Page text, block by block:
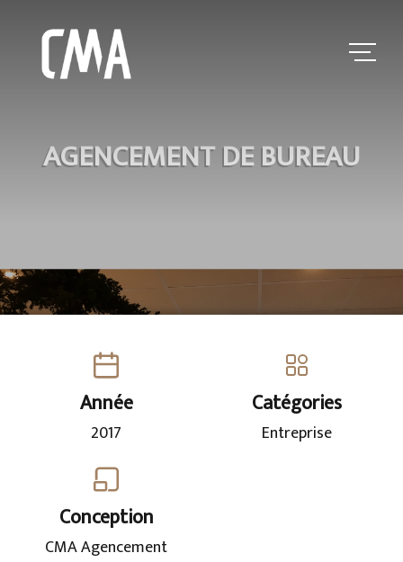
AGENCEMENT DE BUREAU
Année
2017
Catégories
Entreprise
Conception
CMA Agencement